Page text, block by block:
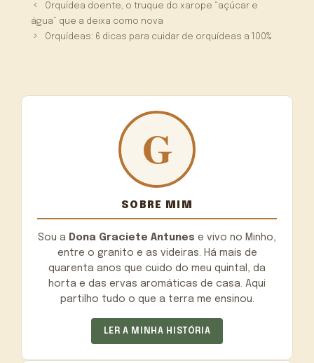
Orquídea doente, o truque do xarope “açúcar e
água” que a deixa como nova
Orquídeas: 6 dicas para cuidar de orquídeas a 100%
SOBRE MIM
Sou a Dona Graciete Antunes e vivo no Minho,
entre o granito e as videiras. Há mais de
quarenta anos que cuido do meu quintal, da
horta e das ervas aromáticas de casa. Aqui
partilho tudo o que a terra me ensinou.
LER A MINHA HISTÓRIA